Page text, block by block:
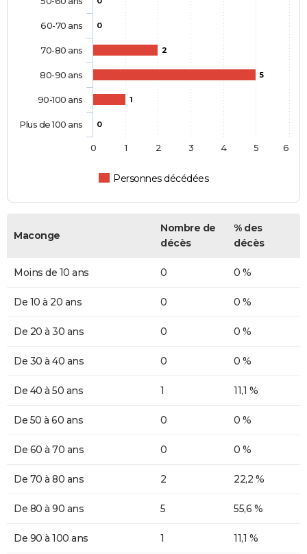
0
2
5
1
0
Personnes décédées
60-70 ans
70-80 ans
80-90 ans
90-100 ans
Plus de 100 ans
0 1 2 3 4 5 6
Maconge
Nombre de
décès
% des
décès
Moins de 10 ans 0 0 %
De 10 à 20 ans 0 0 %
De 20 à 30 ans 0 0 %
De 30 à 40 ans 0 0 %
De 40 à 50 ans 1 11,1 %
De 50 à 60 ans 0 0 %
De 60 à 70 ans 0 0 %
De 70 à 80 ans 2 22,2 %
De 80 à 90 ans 5 55,6 %
De 90 à 100 ans 1 11,1 %